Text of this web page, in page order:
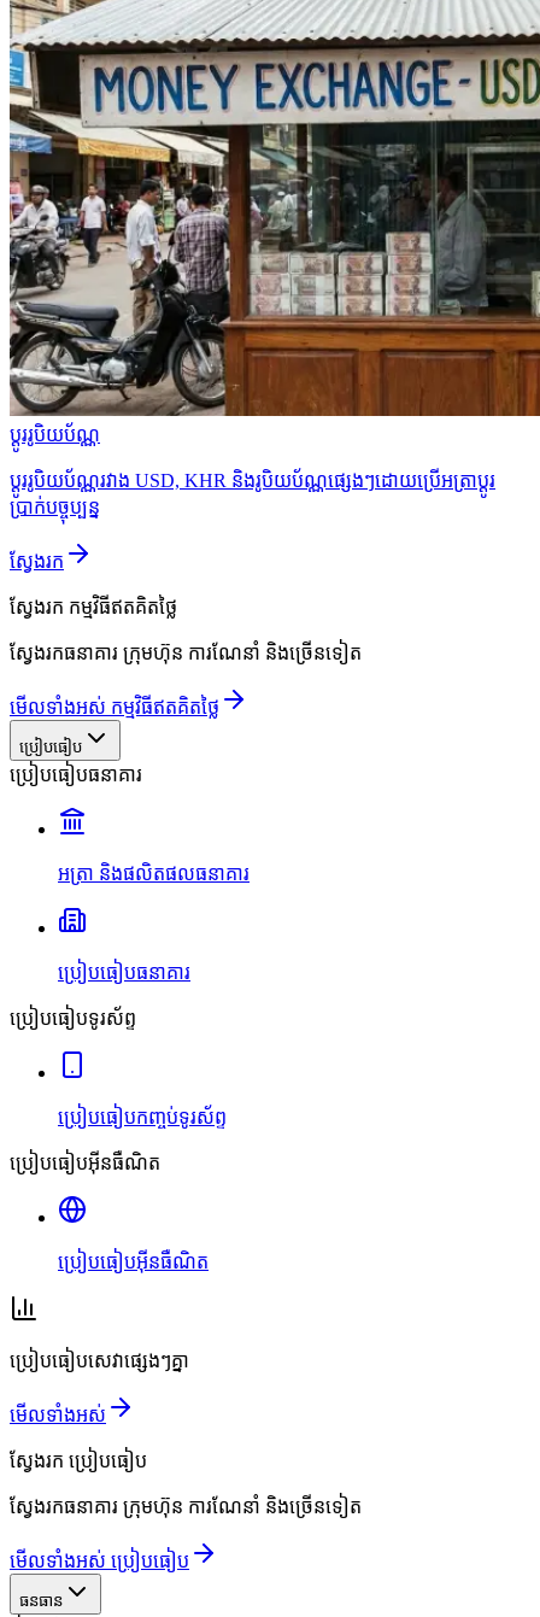
ប្ដូររូបិយប័ណ្ណ
ប្ដូររូបិយប័ណ្ណរវាង USD, KHR និងរូបិយប័ណ្ណផ្សេងៗដោយប្រើអត្រាប្ដូរ
ប្រាក់បច្ចុប្បន្ន
ស្វែងរក
ស្វែងរក កម្មវិធីឥតគិតថ្លៃ
ស្វែងរកធនាគារ ក្រុមហ៊ុន ការណែនាំ និងច្រើនទៀត
មើលទាំងអស់ កម្មវិធីឥតគិតថ្លៃ
ប្រៀបធៀប
ប្រៀបធៀបធនាគារ
អត្រា និងផលិតផលធនាគារ
ប្រៀបធៀបធនាគារ
ប្រៀបធៀបទូរស័ព្ទ
ប្រៀបធៀបកញ្ចប់ទូរស័ព្ទ
ប្រៀបធៀបអ៊ីនធឺណិត
ប្រៀបធៀបអ៊ីនធឺណិត
ប្រៀបធៀបសេវាផ្សេងៗគ្នា
មើលទាំងអស់
ស្វែងរក ប្រៀបធៀប
ស្វែងរកធនាគារ ក្រុមហ៊ុន ការណែនាំ និងច្រើនទៀត
មើលទាំងអស់ ប្រៀបធៀប
ធនធាន